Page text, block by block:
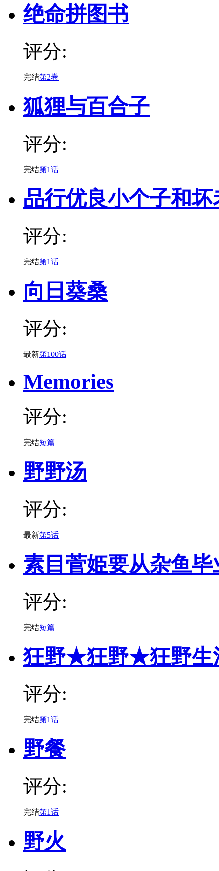
绝命拼图书
评分:
完结第2卷
狐狸与百合子
评分:
完结第1话
品行优良小个子和坏
评分:
完结第1话
向日葵桑
评分:
最新第100话
Memories
评分:
完结短篇
野野汤
评分:
最新第5话
素目菅姫要从杂鱼
评分:
完结短篇
狂野★狂野★狂野生
评分:
完结第1话
野餐
评分:
完结第1话
野火